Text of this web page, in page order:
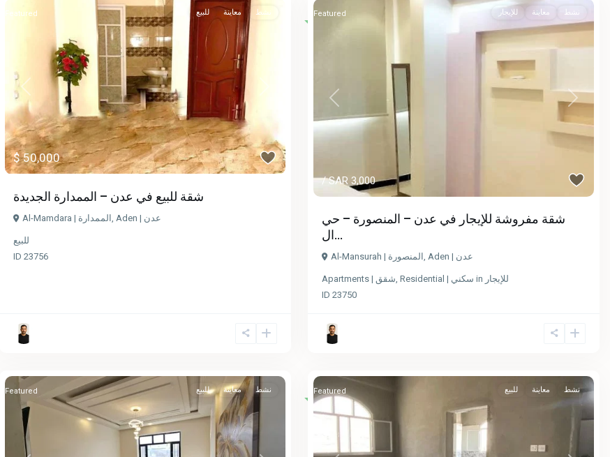
Previous
$ 50,000
للبيع معاينة نشط Featured
شقة للبيع في عدن – الممدارة الجديدة
Al-Mamdara | الممدارة Aden | عدن
للبيع
ID 23756
Previous Next
/ SAR 3,000
للإيجار معاينة نشط Featured
شقة مفروشة للإيجار في عدن – المنصورة – حي
ال...
Al-Mansurah | المنصورة Aden | عدن
Apartments | شقق Residential | سكني in للإيجار
ID 23750
للبيع معاينة نشط Featured للبيع معاينة نشط Featured